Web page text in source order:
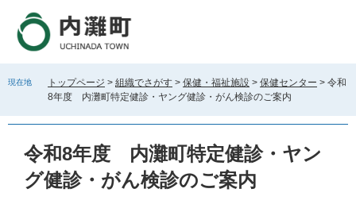
す
し
現在地 トップページ > 組織でさがす > 保健・福祉施設 > 保健センター > 令和
8年度 内灘町特定健診・ヤング健診・がん検診のご案内
令和8年度 内灘町特定健診・ヤン
グ健診・がん検診のご案内